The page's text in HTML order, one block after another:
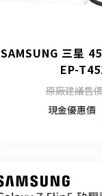
SAMSUNG 三星
EP-
原廠建議售
現金優惠價